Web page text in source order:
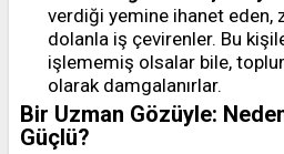
verdiği yemine ihanet eden,
dolanla iş çevirenler. Bu
işlememiş olsalar bile,
olarak damgalanırlar.
Bir Uzman Gözüyle:
Güçlü?